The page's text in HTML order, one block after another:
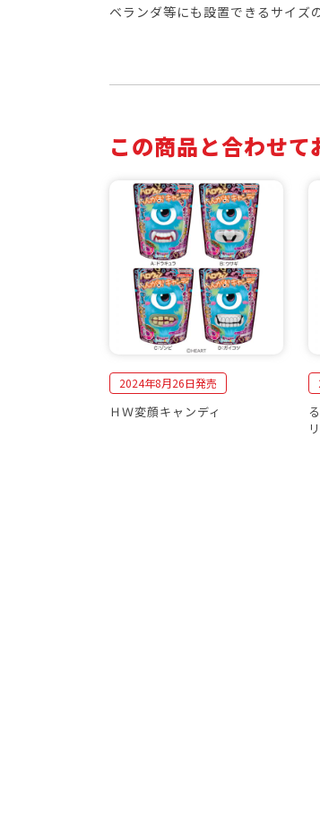
ベランダ等にも設置できるサイズ
この商品と合わせて
2024年8月26日発売
ＨＷ変顔キャンディ